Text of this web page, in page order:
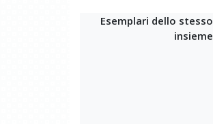
Esemplari dello stesso
insieme